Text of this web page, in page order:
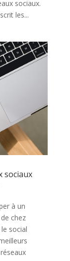
sociaux.
les...
sociaux
à un
chez
social